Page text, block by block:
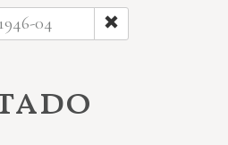
04